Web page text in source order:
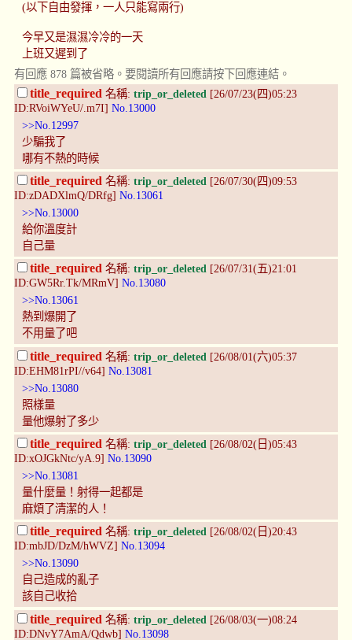
(以下自由發揮，一人只能寫兩行)
今早又是濕濕冷冷的一天
上班又遲到了
有回應 878 篇被省略。要閱讀所有回應請按下回應連結。
title_required 名稱: trip_or_deleted [26/07/23(四)05:23
ID:RVoiWYeU/.m7I] No.13000
>>No.12997
少騙我了
哪有不熱的時候
title_required 名稱: trip_or_deleted [26/07/30(四)09:53
ID:zDADXlmQ/DRfg] No.13061
>>No.13000
給你溫度計
自己量
title_required 名稱: trip_or_deleted [26/07/31(五)21:01
ID:GW5Rr.Tk/MRmV] No.13080
>>No.13061
熱到爆開了
不用量了吧
title_required 名稱: trip_or_deleted [26/08/01(六)05:37
ID:EHM81rPI//v64] No.13081
>>No.13080
照樣量
量他爆射了多少
title_required 名稱: trip_or_deleted [26/08/02(日)05:43
ID:xOJGkNtc/yA.9] No.13090
>>No.13081
量什麼量！射得一起都是
麻煩了清潔的人！
title_required 名稱: trip_or_deleted [26/08/02(日)20:43
ID:mbJD/DzM/hWVZ] No.13094
>>No.13090
自己造成的亂子
該自己收拾
title_required 名稱: trip_or_deleted [26/08/03(一)08:24
ID:DNvY7AmA/Qdwb] No.13098